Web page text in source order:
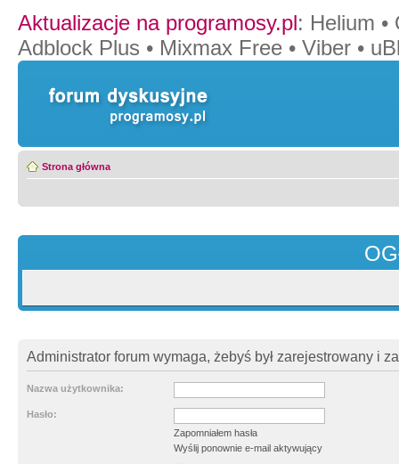
Aktualizacje na programosy.pl: Helium •
Adblock Plus • Mixmax Free • Viber •
Strona główna
Administrator forum wymaga, żebyś był zarejestrowany i
Nazwa użytkownika:
Hasło:
Zapomniałem hasła
Wyślij ponownie e-mail aktywujący